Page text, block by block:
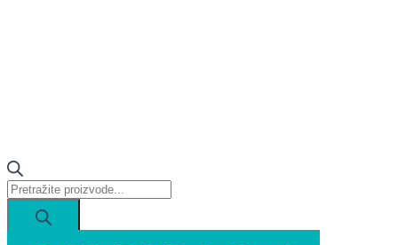
Products
search